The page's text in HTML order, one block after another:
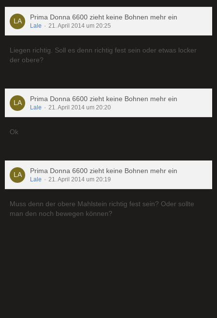
Prima Donna 6600 zieht keine Bohnen mehr ein
Lale 21. April 2014 um 20:25
Liegen richtig. Soll es denn richtig fest sein oder etwas locker
der obere?
Prima Donna 6600 zieht keine Bohnen mehr ein
Lale 21. April 2014 um 20:20
Ok
Prima Donna 6600 zieht keine Bohnen mehr ein
Lale 21. April 2014 um 20:19
Muss denn der obere Mahlstein richtig fest sein? Oder sollte
man den noch bewegen können?